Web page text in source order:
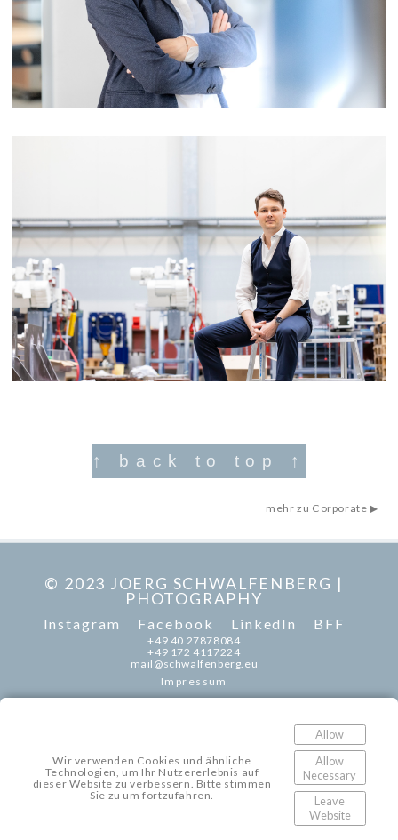
↑ back to top ↑
mehr zu Corporate ▶︎
© 2023 JOERG SCHWALFENBERG |
PHOTOGRAPHY
Instagram Facebook LinkedIn BFF
+49 40 27878084
+49 172 4117224
mail@schwalfenberg.eu
Impressum
Wir verwenden Cookies und ähnliche
Technologien, um Ihr Nutzererlebnis auf
dieser Website zu verbessern. Bitte stimmen
Sie zu um fortzufahren.
Allow
Allow
Necessary
Leave
Website